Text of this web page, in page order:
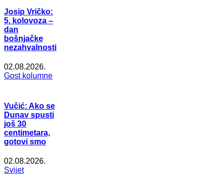
Josip Vričko:
5. kolovoza –
dan
bošnjačke
nezahvalnosti
02.08.2026.
Gost kolumne
Vučić: Ako se
Dunav spusti
još 30
centimetara,
gotovi smo
02.08.2026.
Svijet